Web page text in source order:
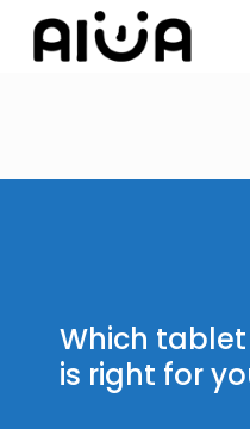
Which
is right for